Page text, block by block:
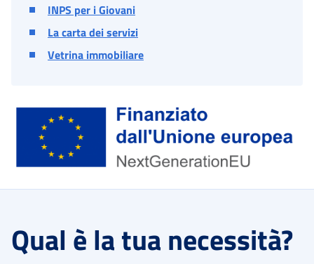
INPS per i Giovani
La carta dei servizi
Vetrina immobiliare
Qual è la tua necessità?